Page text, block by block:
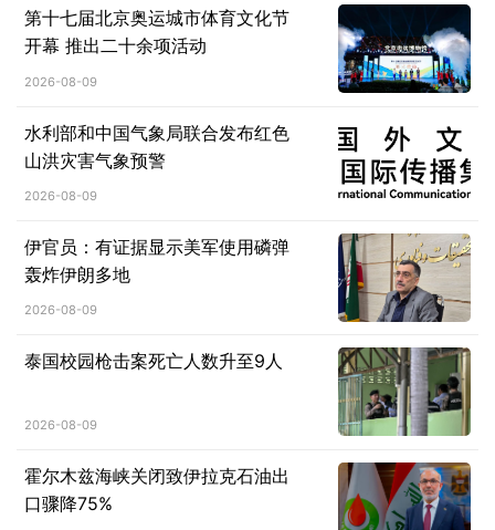
第十七届北京奥运城市体育文化节
开幕 推出二十余项活动
2026-08-09
水利部和中国气象局联合发布红色
山洪灾害气象预警
2026-08-09
伊官员：有证据显示美军使用磷弹
轰炸伊朗多地
2026-08-09
泰国校园枪击案死亡人数升至9人
2026-08-09
霍尔木兹海峡关闭致伊拉克石油出
口骤降75%